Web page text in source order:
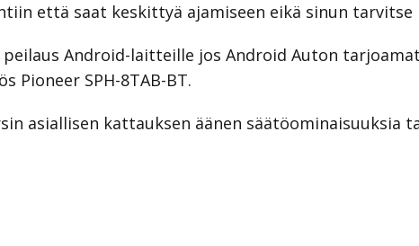
että saat keskittyä ajamiseen eikä sinun
Android-laitteille jos Android Auton
Pioneer SPH-8TAB-BT.
asiallisen kattauksen äänen